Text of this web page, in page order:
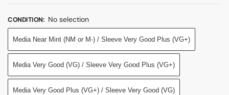
CONDITION: No selection
Media Near Mint (NM or M-) / Sleeve Very Good Plus (VG+)
Media Very Good (VG) / Sleeve Very Good Plus (VG+)
Media Very Good Plus (VG+) / Sleeve Very Good (VG)